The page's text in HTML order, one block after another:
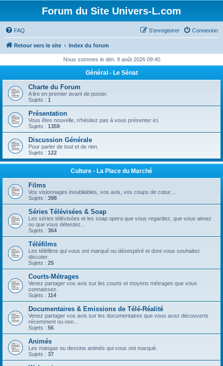
Forum du Site Univers-L.com
FAQ Connexion
S’enregistrer
Retour vers le site Index du forum
Nous sommes le dim. 9 août 2026 09:40
Général - Le Sénat
Charte du Forum
A lire en premier avant de poster.
Sujets : 1
Présentation
Vous êtes nouvelle, n’hésitez pas à vous présenter ici.
Sujets : 1359
Discussion Générale
Pour parler de tout et de rien.
Sujets : 122
Culture - La Place du Marché
Films
Vos visionnages inoubliables, vos avis, vos coups de cœur…
Sujets : 398
Séries Télévisées & Soap
Les séries télévisées et les soap opera que vous regardez, que vous aimez
ou que vous détestez...
Sujets : 364
Téléfilms
Les téléfilms qui vous ont marqué ou désespéré et dont vous souhaitez
discuter.
Sujets : 25
Courts-Métrages
Venez partager vos avis sur les courts et moyens métrages que vous
connaissez.
Sujets : 114
Documentaires & Emissions de Télé-Réalité
Venez partager vos avis sur les documentaires que vous avez découverts
récemment ou non...
Sujets : 56
Animés
Les mangas ou dessins animés qui vous ont marqué.
Sujets : 37